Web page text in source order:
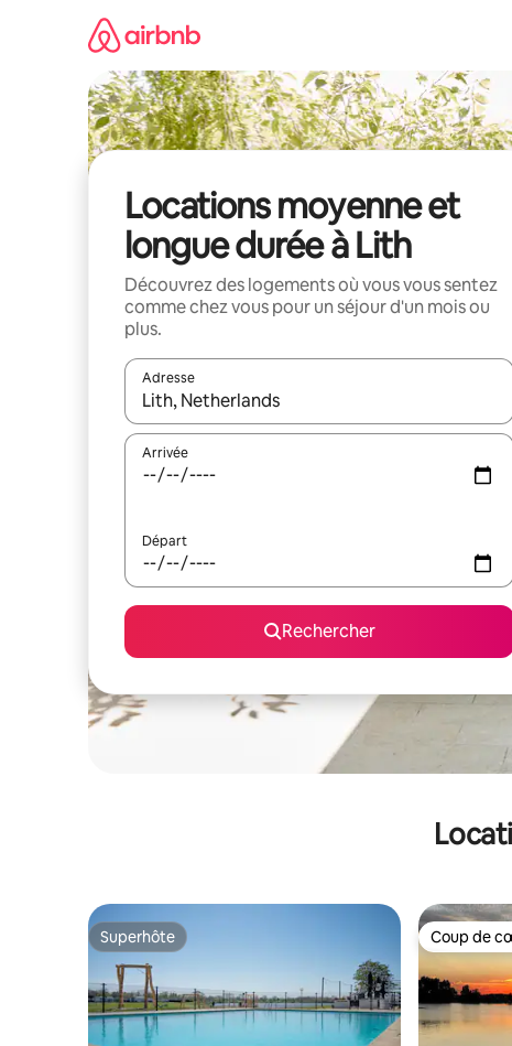
Locations moyenne et
longue durée à Lith
Découvrez des logements où vous vous sentez
comme chez vous pour un séjour d'un mois ou
plus.
Adresse
Lorsque les résultats s'affichent, utilisez les flèches
Arrivée
Départ
Rechercher
Superhôte
Superhôte Coup de
Coup de